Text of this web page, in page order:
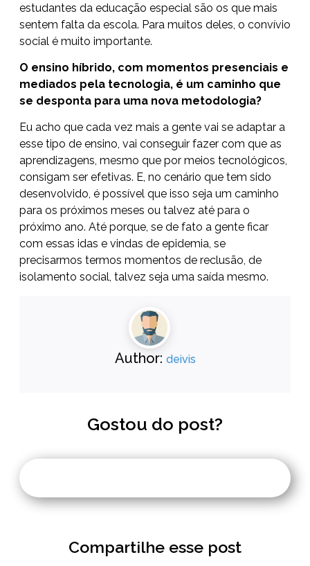
estudantes da educação especial são os que mais
sentem falta da escola. Para muitos deles, o convívio
social é muito importante.
O ensino híbrido, com momentos presenciais e
mediados pela tecnologia, é um caminho que
se desponta para uma nova metodologia?
Eu acho que cada vez mais a gente vai se adaptar a
esse tipo de ensino, vai conseguir fazer com que as
aprendizagens, mesmo que por meios tecnológicos,
consigam ser efetivas. E, no cenário que tem sido
desenvolvido, é possível que isso seja um caminho
para os próximos meses ou talvez até para o
próximo ano. Até porque, se de fato a gente ficar
com essas idas e vindas de epidemia, se
precisarmos termos momentos de reclusão, de
isolamento social, talvez seja uma saída mesmo.
Author: deivis
Gostou do post?
Compartilhe esse post